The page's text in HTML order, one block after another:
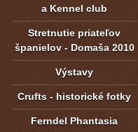
a Kennel club
Stretnutie priateľov
španielov - Domaša 2010
Výstavy
Crufts - historické fotky
Ferndel Phantasia